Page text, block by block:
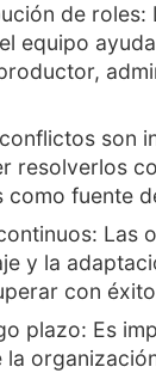
de
equipo
son
resolverlos
fuente
Las
y la
con
plazo: Es